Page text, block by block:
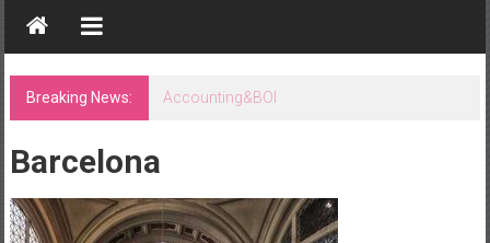
Breaking News: Accounting&BOI
Barcelona